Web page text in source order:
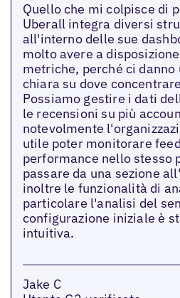
Quello che mi colpisce di
Uberall integra diversi
all'interno delle sue
molto avere a
metriche, perché ci
chiara su dove
Possiamo gestire i dati
le recensioni su più
notevolmente
utile poter monitorare
performance nello stesso
passare da una sezione
inoltre le funzionalità di
particolare l'analisi del
configurazione iniziale è
intuitiva.
Jake C